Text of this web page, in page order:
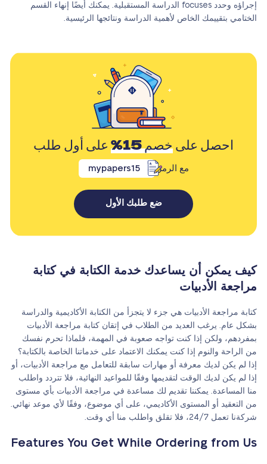
إجراؤه وحدد focuses الدراسة المستقبلية. يمكنك أيضًا إنهاء القسم
الختامي بتقييمك الخاص لأهمية الدراسة ونتائجها الرئيسية.
احصل علىخصم 15% على أول طلب
مع الرمز mypapers15
ضع طلبك الأول
كيف يمكن أن يساعدك خدمة الكتابة في كتابة
مراجعة الأدبيات
كتابة مراجعة الأدبيات هي جزء لا يتجزأ من الكتابة الأكاديمية والدراسة
بشكل عام. يرغب العديد من الطلاب في إتقان كتابة مراجعة الأدبيات
بمفردهم، ولكن إذا كنت تواجه صعوبة في المهمة، فلماذا تحرم نفسك
من الراحة والنوم إذا كنت يمكنك الاعتماد على خدماتنا الخاصة بالكتابة؟
إذا لم يكن لديك معرفة أو مهارات سابقة للتعامل مع مراجعة الأدبيات، أو
إذا لم يكن لديك الوقت لتقديمها وفقًا للمواعيد النهائية، فلا تتردد واطلب
منا المساعدة. يمكننا تقديم لك مساعدة في مراجعة الأدبيات بأي مستوى
من التعقيد أو المستوى الأكاديمي، على أي موضوع، وفقًا لأي موعد نهائي.
شركةنا تعمل 24/7، فلا تقلق واطلب منا أي وقت.
Features You Get While Ordering from Us